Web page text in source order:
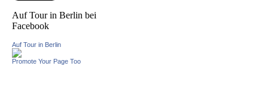
Auf Tour in Berlin bei
Facebook
Auf Tour in Berlin
Promote Your Page Too